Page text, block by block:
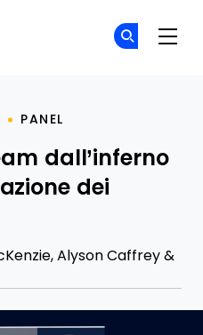
PANEL
dall’inferno
dei
, Alyson Caffrey &